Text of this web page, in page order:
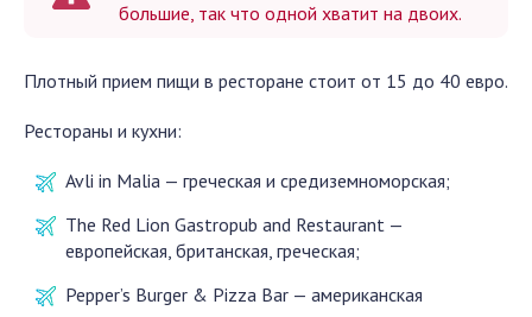
большие, так что одной хватит на двоих.
Плотный прием пищи в ресторане стоит от 15 до 40 евро.
Рестораны и кухни:
Avli in Malia — греческая и средиземноморская;
The Red Lion Gastropub and Restaurant —
европейская, британская, греческая;
Pepper’s Burger & Pizza Bar — американская